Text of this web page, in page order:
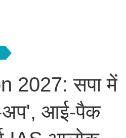
2027: सपा में
अप', आई-पैक